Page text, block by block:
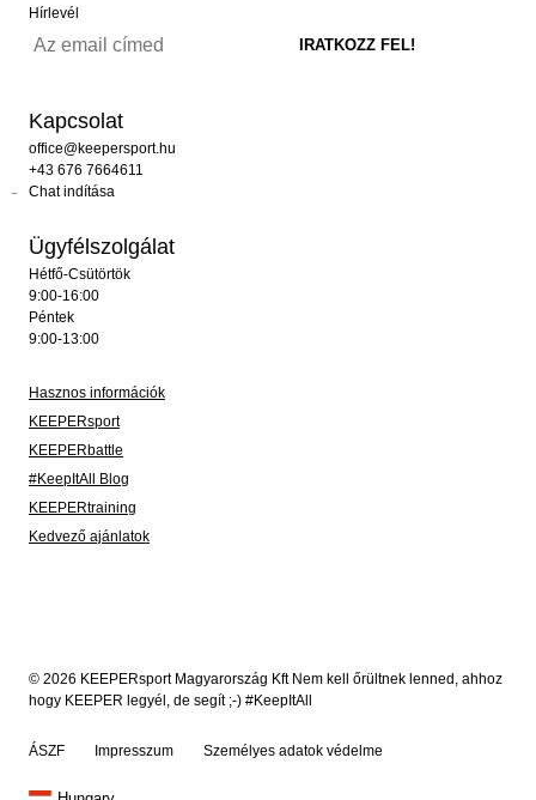
Hírlevél
Kapcsolat
office@keepersport.hu
+43 676 7664611
Chat indítása
Ügyfélszolgálat
Hétfő-Csütörtök
9:00-16:00
Péntek
9:00-13:00
Hasznos információk
KEEPERsport
KEEPERbattle
#KeepItAll Blog
KEEPERtraining
Kedvező ajánlatok
© 2026 KEEPERsport Magyarország Kft Nem kell őrültnek lenned, ahhoz
hogy KEEPER legyél, de segít ;-) #KeepItAll
ÁSZF Impresszum Személyes adatok védelme